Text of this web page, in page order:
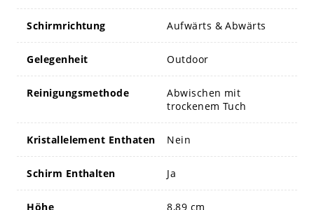
Schirmrichtung Aufwärts & Abwärts
Gelegenheit Outdoor
Reinigungsmethode
Abwischen mit
trockenem Tuch
Kristallelement Enthaten Nein
Schirm Enthalten Ja
Höhe 8,89 cm